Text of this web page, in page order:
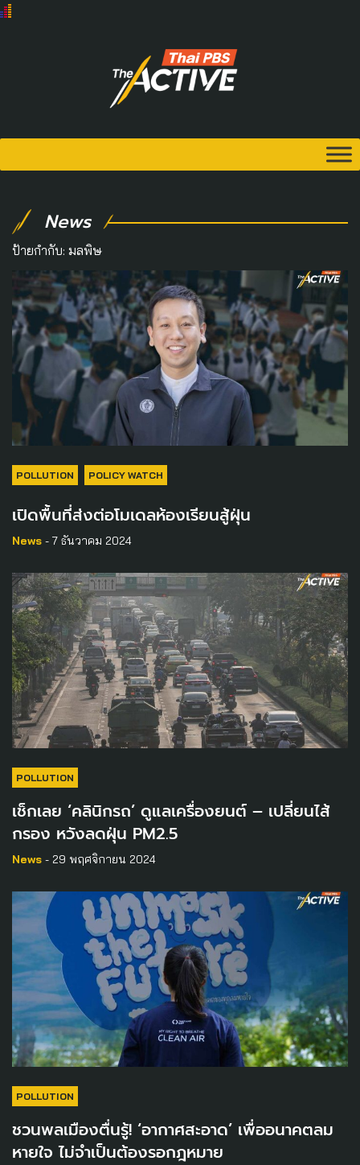
News
ป้ายกำกับ: มลพิษ
POLLUTION POLICY WATCH
เปิดพื้นที่ส่งต่อโมเดลห้องเรียนสู้ฝุ่น
News - 7 ธันวาคม 2024
POLLUTION
เช็กเลย ‘คลินิกรถ’ ดูแลเครื่องยนต์ – เปลี่ยนไส้
กรอง หวังลดฝุ่น PM2.5
News - 29 พฤศจิกายน 2024
POLLUTION
ชวนพลเมืองตื่นรู้! ‘อากาศสะอาด’ เพื่ออนาคตลม
หายใจ ไม่จำเป็นต้องรอกฎหมาย